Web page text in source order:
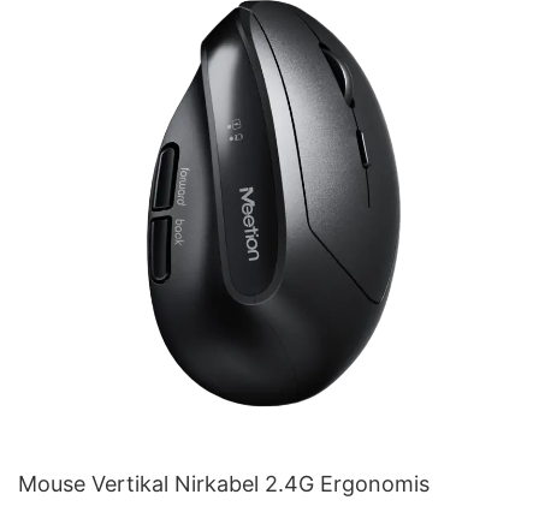
Mouse Vertikal Nirkabel 2.4G Ergonomis